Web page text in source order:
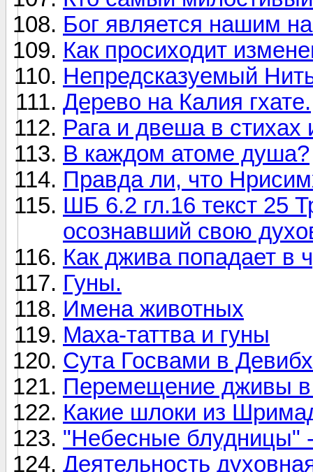
Бог является нашим
Как просиходит
Непредсказуемый
Дерево на Калия гхате.
Рага и двеша в стихах
В каждом атоме душа?
Правда ли, что
ШБ 6.2 гл.16 текст 25
осознавший свою
Как джива попадает в
Гуны.
Имена животных
Маха-таттва и гуны
Сута Госвами в
Перемещение дживы в
Какие шлоки из
"Небесные блудницы"
Деятельность